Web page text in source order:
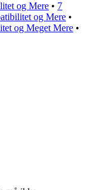
og Mere • 7
og Mere •
og Meget Mere •